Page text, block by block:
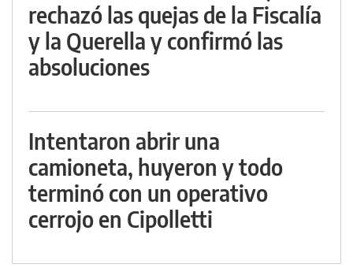
rechazó las quejas de la Fiscalía
y la Querella y confirmó las
absoluciones
Intentaron abrir una
camioneta, huyeron y todo
terminó con un operativo
cerrojo en Cipolletti